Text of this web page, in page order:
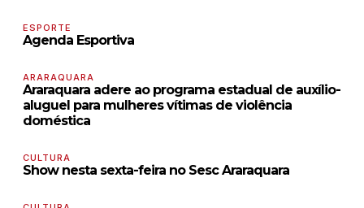
ESPORTE
Agenda Esportiva
ARARAQUARA
Araraquara adere ao programa estadual de auxílio-
aluguel para mulheres vítimas de violência
doméstica
CULTURA
Show nesta sexta-feira no Sesc Araraquara